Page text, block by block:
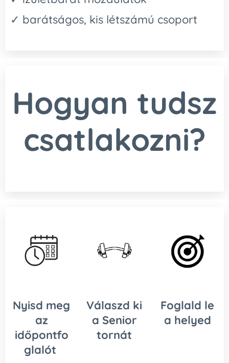
✓ barátságos, kis létszámú csoport
Hogyan tudsz
csatlakozni?
Nyisd meg
az
időpontfo
glalót
Válaszd ki
a Senior
tornát
Foglald le
a helyed